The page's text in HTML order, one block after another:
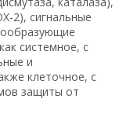
2), сигнальные
системное, с
и
клеточное, с
защиты от